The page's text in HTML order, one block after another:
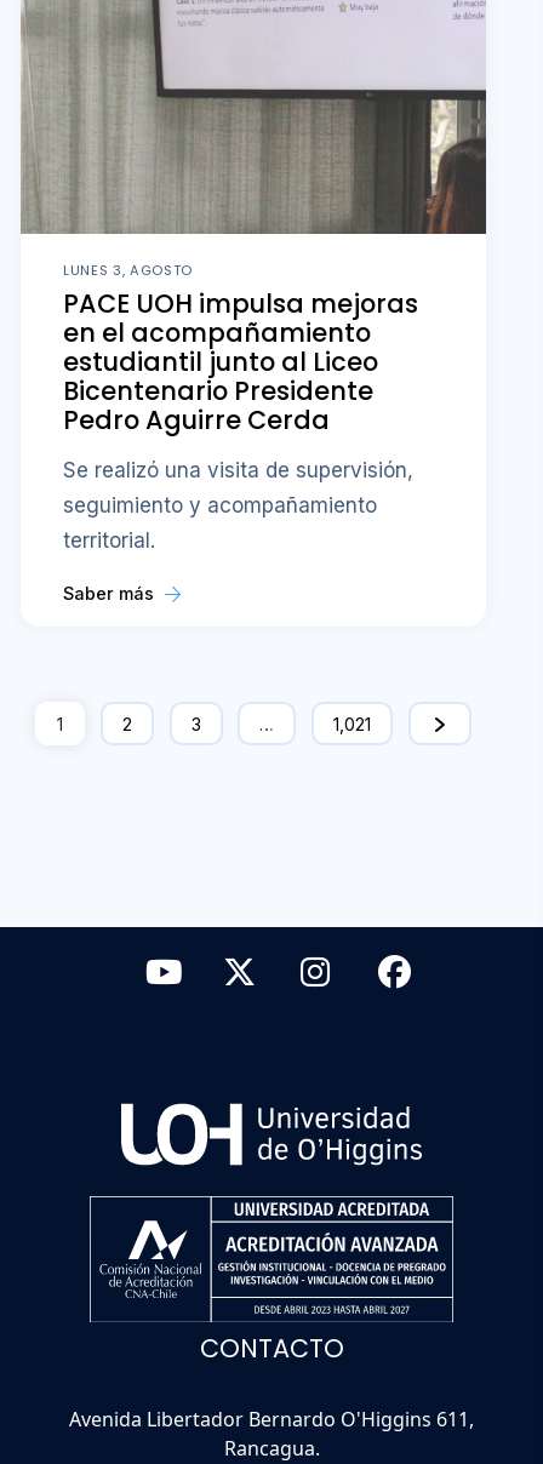
LUNES 3, AGOSTO
PACE UOH impulsa mejoras
en el acompañamiento
estudiantil junto al Liceo
Bicentenario Presidente
Pedro Aguirre Cerda
Se realizó una visita de supervisión,
seguimiento y acompañamiento
territorial.
Saber más
1 2 3 … 1,021
CONTACTO
Avenida Libertador Bernardo O'Higgins 611,
Rancagua.